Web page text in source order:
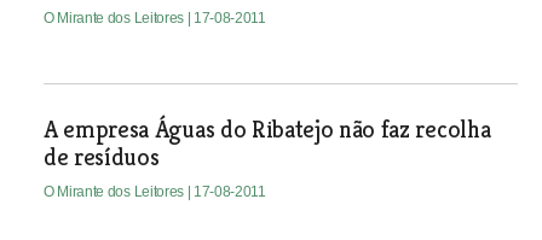
O Mirante dos Leitores | 17-08-2011
A empresa Águas do Ribatejo não faz recolha
de resíduos
O Mirante dos Leitores | 17-08-2011